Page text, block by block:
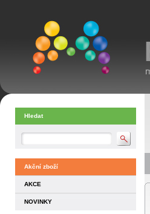
Hledat
Akční zboží
AKCE
NOVINKY